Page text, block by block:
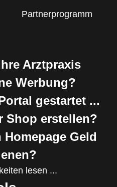
Partnerprogramm
Arztpraxis
Werbung?
gestartet ...
Shop erstellen?
Geld
lesen ...